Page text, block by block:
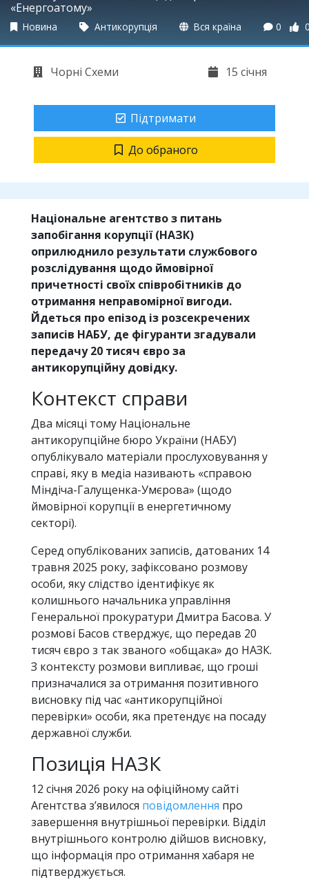
«Енергоатому»
Новина Антикорупція Вся країна 0
Чорні Схеми 15 січня
Підтримати
До обраного
Національне агентство з питань
запобігання корупції (НАЗК)
оприлюднило результати службового
розслідування щодо ймовірної
причетності своїх співробітників до
отримання неправомірної вигоди.
Йдеться про епізод із розсекречених
записів НАБУ, де фігуранти згадували
передачу 20 тисяч євро за
антикорупційну довідку.
Контекст справи
Два місяці тому Національне
антикорупційне бюро України (НАБУ)
опублікувало матеріали прослуховування у
справі, яку в медіа називають «справою
Міндіча-Галущенка-Умєрова» (щодо
ймовірної корупції в енергетичному
секторі).
Серед опублікованих записів, датованих 14
травня 2025 року, зафіксовано розмову
особи, яку слідство ідентифікує як
колишнього начальника управління
Генеральної прокуратури Дмитра Басова. У
розмові Басов стверджує, що передав 20
тисяч євро з так званого «общака» до НАЗК.
З контексту розмови випливає, що гроші
призначалися за отримання позитивного
висновку під час «антикорупційної
перевірки» особи, яка претендує на посаду
державної служби.
Позиція НАЗК
12 січня 2026 року на офіційному сайті
Агентства з’явилося повідомлення про
завершення внутрішньої перевірки. Відділ
внутрішнього контролю дійшов висновку,
що інформація про отримання хабаря не
підтверджується.